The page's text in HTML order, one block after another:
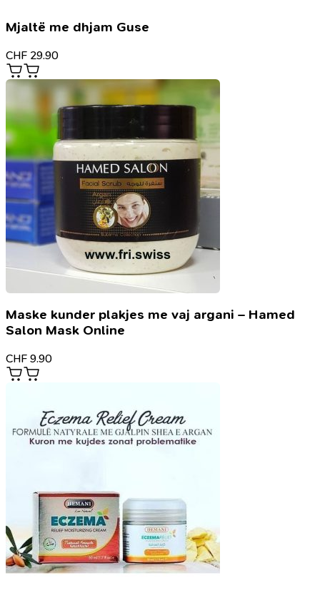
Mjaltë me dhjam Guse
CHF 29.90
Maske kunder plakjes me vaj argani – Hamed
Salon Mask Online
CHF 9.90